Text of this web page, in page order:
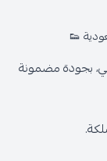
👟
بجودة مضمونة